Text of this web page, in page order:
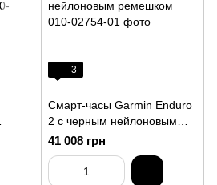
3
Смарт-часы Garmin Enduro
2 с черным нейлоновым
ремешком
41 008 грн